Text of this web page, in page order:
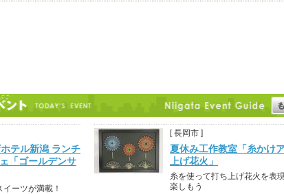
テル新潟 ランチ
「ゴールデンサ
ーツが満載！
[ 長岡市 ]
夏休み工作教室「糸かけ
上げ花火」
糸を使って打ち上げ花火を表
楽しもう